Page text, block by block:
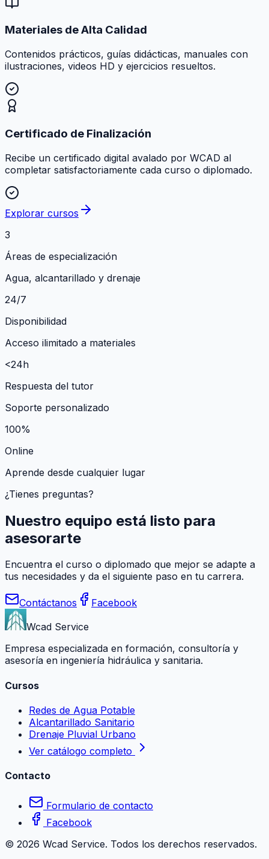
Materiales de Alta Calidad
Contenidos prácticos, guías didácticas, manuales con
ilustraciones, videos HD y ejercicios resueltos.
Certificado de Finalización
Recibe un certificado digital avalado por WCAD al
completar satisfactoriamente cada curso o diplomado.
Explorar cursos
3
Áreas de especialización
Agua, alcantarillado y drenaje
24/7
Disponibilidad
Acceso ilimitado a materiales
<24h
Respuesta del tutor
Soporte personalizado
100%
Online
Aprende desde cualquier lugar
¿Tienes preguntas?
Nuestro equipo está listo para
asesorarte
Encuentra el curso o diplomado que mejor se adapte a
tus necesidades y da el siguiente paso en tu carrera.
Contáctanos
Facebook
Wcad Service
Empresa especializada en formación, consultoría y
asesoría en ingeniería hidráulica y sanitaria.
Cursos
Redes de Agua Potable
Alcantarillado Sanitario
Drenaje Pluvial Urbano
Ver catálogo completo
Contacto
Formulario de contacto
Facebook
© 2026 Wcad Service. Todos los derechos reservados.